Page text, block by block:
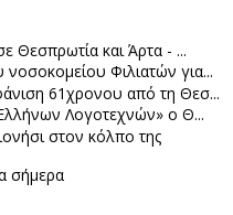
Θεσπρωτία και Άρτα - ...
Φιλιατών για...
61χρονου από τη Θεσ...
Λογοτεχνών» ο Θ...
στον κόλπο της
σήμερα